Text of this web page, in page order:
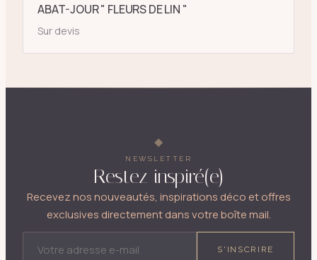
ABAT-JOUR " FLEURS DE LIN "
Sur devis
NEWSLETTER
Restez inspiré(e)
Recevez nos nouveautés, inspirations déco et offres
exclusives directement dans votre boîte mail.
S'INSCRIRE